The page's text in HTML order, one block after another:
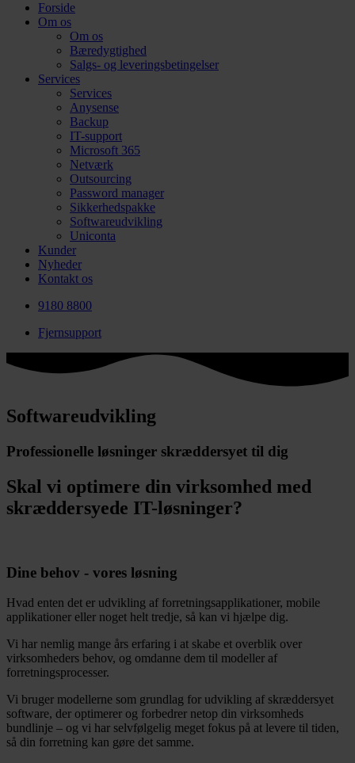
Forside
Om os
Om os
Bæredygtighed
Salgs- og leveringsbetingelser
Services
Services
Anysense
Backup
IT-support
Microsoft 365
Netværk
Outsourcing
Password manager
Sikkerhedspakke
Softwareudvikling
Uniconta
Kunder
Nyheder
Kontakt os
9180 8800
Fjernsupport
Softwareudvikling
Professionelle løsninger skræddersyet til dig
Skal vi optimere din virksomhed med
skræddersyede IT-løsninger?
Dine behov - vores løsning
Hvad enten det er udvikling af forretningsapplikationer, mobile
applikationer eller noget helt tredje, så kan vi hjælpe dig.
Vi har nemlig mange års erfaring i at skabe et overblik over
virksomheders behov, og omdanne dem til modeller af
forretningsprocesser.
Vi bruger modellerne som grundlag for udvikling af skræddersyet
software, der optimerer og forbedrer netop din virksomheds
bundlinje – og vi har selvfølgelig meget fokus på at levere til tiden,
så din forretning kan gøre det samme.